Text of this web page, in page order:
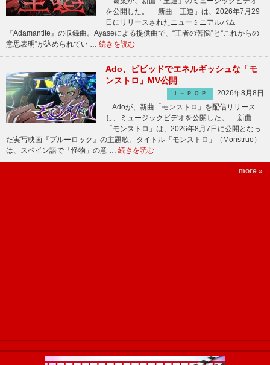
を公開した。 新曲「王道」は、2026年7月29
日にリリースされたニューミニアルバム
『Adamantite』の収録曲。Ayaseによる提供曲で、“王者の苦悩”と“これからの
意思表明”が込められてい … 続きを読む
Ado、ビビッドでエネルギッシュな「モ
ンストロ」MV公開
Ｊ－ＰＯＰ
2026年8月8日
Adoが、新曲「モンストロ」を配信リリース
し、ミュージックビデオを公開した。 新曲
「モンストロ」は、2026年8月7日に公開となっ
た実写映画『ブルーロック』の主題歌。タイトル「モンストロ」（Monstruo）
は、スペイン語で「怪物」の意 … 続きを読む
more »